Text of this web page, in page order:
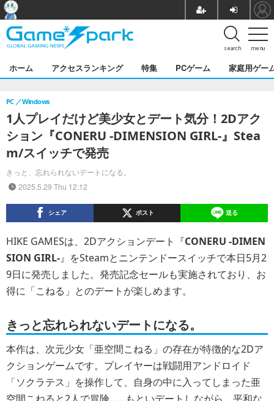
menu
search
ホーム アクセスランキング 特集 PCゲーム 家庭用ゲー
1人プレイだけど美少女とデート気分！2Dアク
ション『CONERU -DIMENSION GIRL-』Stea
m/スイッチで発売
きっと、忘れられないデートになる。
PC Windows
2025.5.29 Thu 12:12
シェア ポスト 送る
HIKE GAMESは、2Dアクションデート『CONERU -DIMEN
SION GIRL-』をSteamとニンテンドースイッチで本日5月2
9日に発売しました。発売記念セールも実施されており、お
得に「こねる」とのデートが楽しめます。
きっと忘れられないデートになる。
本作は、次元少女「亜空間こねる」の存在が特徴的な2Dア
クションゲームです。プレイヤーは戦闘用アンドロイド
「ソクラテス」を操作して、自身の中に入ってしまった亜